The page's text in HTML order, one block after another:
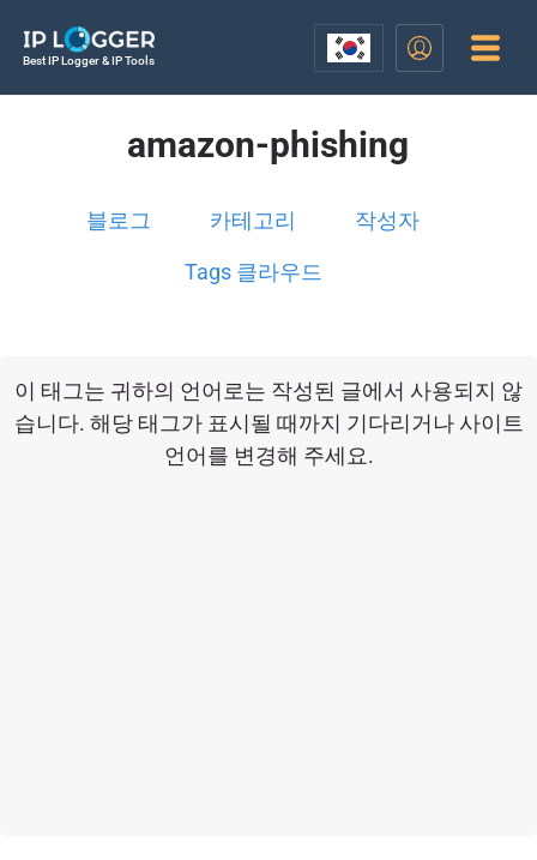
Best IP Logger & IP Tools
amazon-phishing
블로그 카테고리 작성자
Tags 클라우드